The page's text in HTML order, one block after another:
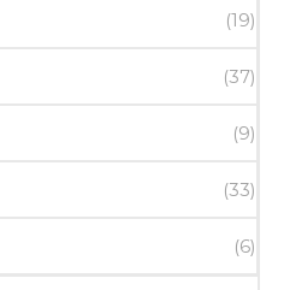
(19)
(37)
(9)
(33)
(6)